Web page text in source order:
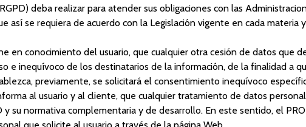
deba realizar para atender sus obligaciones con las
así se requiera de acuerdo con la Legislación vigente en cada
en conocimiento del usuario, que cualquier otra cesión de datos que
e inequívoco de los destinatarios de la información, de la finalidad a
previamente, se solicitará el consentimiento inequívoco
al usuario y al cliente, que cualquier tratamiento de datos
su normativa complementaria y de desarrollo. En este sentido, el